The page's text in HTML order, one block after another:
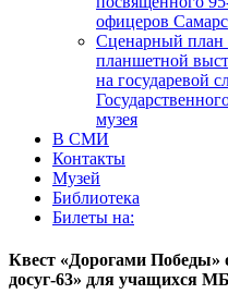
офицеров
Сценарный план
планшетной
на государевой
музея
В СМИ
Контакты
Музей
Библиотека
Билеты на:
Квест «Дорогами Победы»
досуг-63» для учащихся